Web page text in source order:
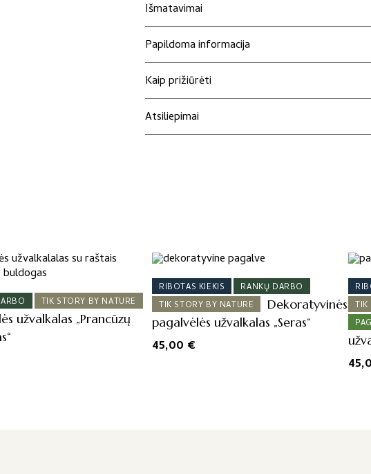
Išmatavimai
Papildoma informacija
Kaip prižiūrėti
Atsiliepimai
TIK STORY BY NATURE
užvalkalas „Prancūzų
RIBOTAS KIEKIS
RANKŲ DARBO
TIK STORY BY NATURE
Dekoratyvinės
pagalvėlės užvalkalas „Seras“
45,00 €
TIK